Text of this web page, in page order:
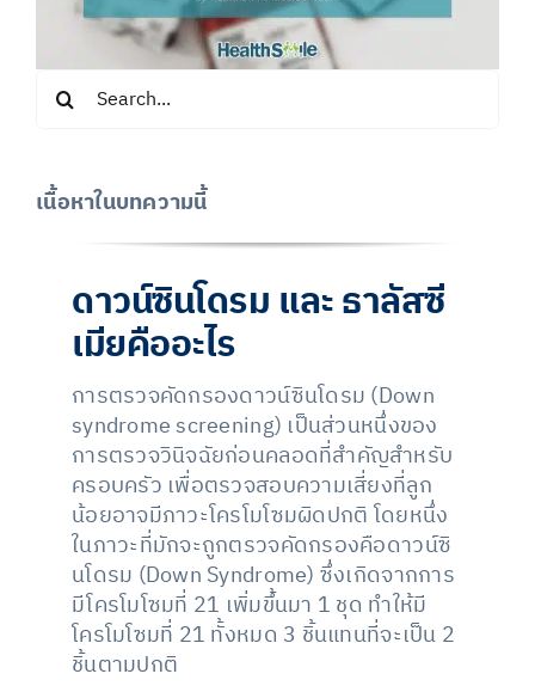
Search
for:
เนื้อหาในบทความนี้
ดาวน์ซินโดรม และ ธาลัสซี
เมียคืออะไร
การตรวจคัดกรองดาวน์ซินโดรม (Down
syndrome screening) เป็นส่วนหนึ่งของ
การตรวจวินิจฉัยก่อนคลอดที่สำคัญสำหรับ
ครอบครัว เพื่อตรวจสอบความเสี่ยงที่ลูก
น้อยอาจมีภาวะโครโมโซมผิดปกติ โดยหนึ่ง
ในภาวะที่มักจะถูกตรวจคัดกรองคือดาวน์ซิ
นโดรม (Down Syndrome) ซึ่งเกิดจากการ
มีโครโมโซมที่ 21 เพิ่มขึ้นมา 1 ชุด ทำให้มี
โครโมโซมที่ 21 ทั้งหมด 3 ชิ้นแทนที่จะเป็น 2
ชิ้นตามปกติ